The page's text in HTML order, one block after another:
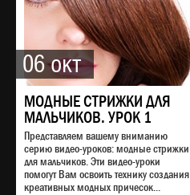
06 окт
МОДНЫЕ СТРИЖКИ ДЛЯ
МАЛЬЧИКОВ. УРОК 1
Представляем вашему вниманию
серию видео-уроков: модные стрижки
для мальчиков. Эти видео-уроки
помогут Вам освоить технику создания
креативных модных причесок...